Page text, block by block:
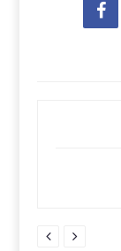

 